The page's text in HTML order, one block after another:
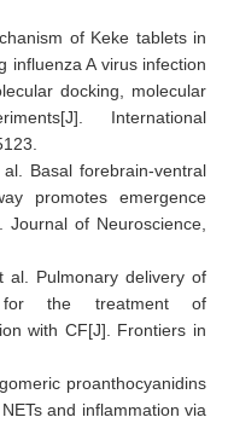
of Keke tablets in
influenza A virus infection
docking, molecular
International
Basal forebrain-ventral
promotes emergence
of Neuroscience,
Pulmonary delivery of
for the treatment of
with CF[J]. Frontiers in
proanthocyanidins
and inflammation via